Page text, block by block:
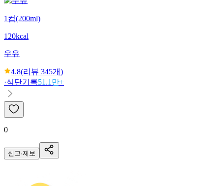
1컵(200ml)
120kcal
우유
4.8(리뷰 345개)
·식단기록51.1만+
0
신고·제보